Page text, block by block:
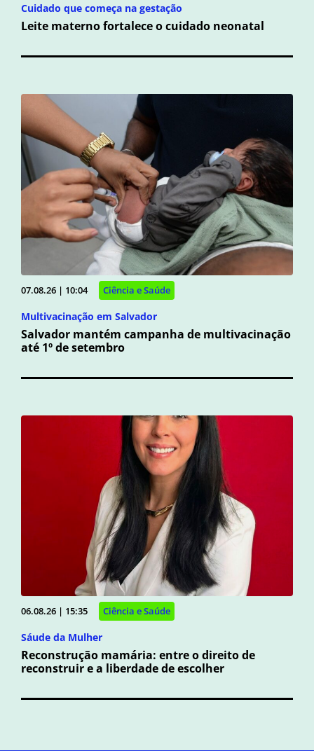
Cuidado que começa na gestação
Leite materno fortalece o cuidado neonatal
07.08.26 | 10:04 Ciência e Saúde
Multivacinação em Salvador
Salvador mantém campanha de multivacinação
até 1º de setembro
06.08.26 | 15:35 Ciência e Saúde
Sáude da Mulher
Reconstrução mamária: entre o direito de
reconstruir e a liberdade de escolher